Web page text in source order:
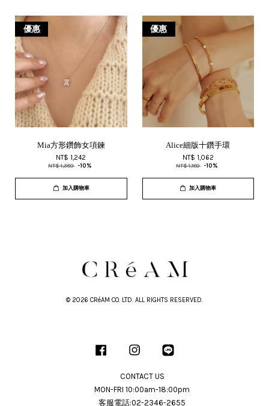
優惠
Mia方形鑽飾女項鍊
NT$ 1,242
NT$ 1,380 -10%
加入購物車
優惠
Alice細版十鑽手環
NT$ 1,062
NT$ 1,180 -10%
加入購物車
© 2026 CRéAM CO. LTD. ALL RIGHTS RESERVED.
Facebook Instagram
CONTACT US
MON-FRI 10:00am-18:00pm
客服電話:02-2346-2655